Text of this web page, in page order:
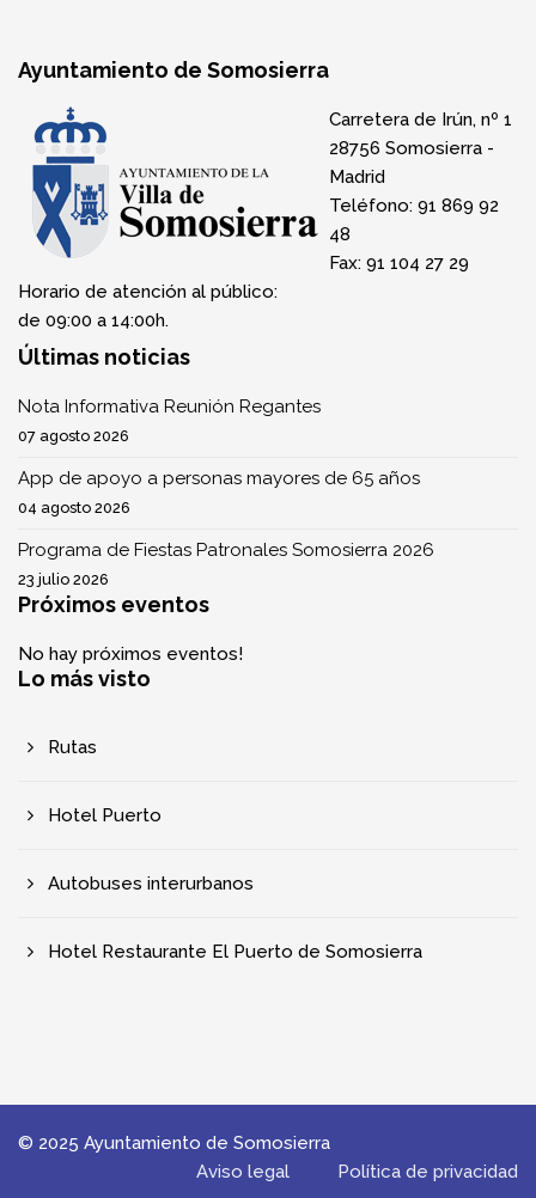
Ayuntamiento de Somosierra
Carretera de Irún, nº 1
28756 Somosierra -
Madrid
Teléfono: 91 869 92
48
Fax: 91 104 27 29
Horario de atención al público:
de 09:00 a 14:00h.
Últimas noticias
Nota Informativa Reunión Regantes
07 agosto 2026
App de apoyo a personas mayores de 65 años
04 agosto 2026
Programa de Fiestas Patronales Somosierra 2026
23 julio 2026
Próximos eventos
No hay próximos eventos!
Lo más visto
Rutas
Hotel Puerto
Autobuses interurbanos
Hotel Restaurante El Puerto de Somosierra
© 2025 Ayuntamiento de Somosierra
Aviso legal
Política de privacidad